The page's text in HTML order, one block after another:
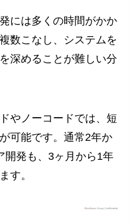
には多くの時間がかか
数こなし、システムを
深めることが難しい分
やノーコードでは、短
可能です。通常2年か
開発も、3ヶ月から1年
す。